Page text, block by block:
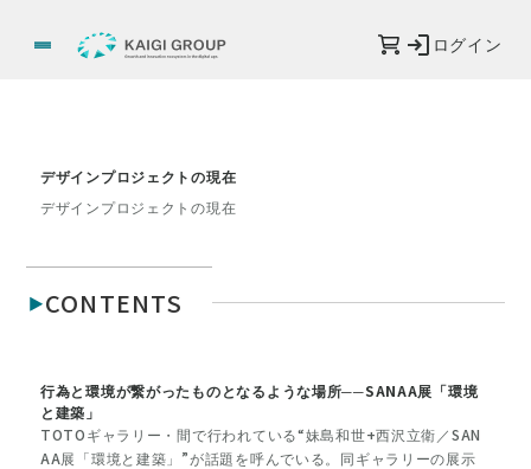
ログイン
デザインプロジェクトの現在
デザインプロジェクトの現在
CONTENTS
行為と環境が繋がったものとなるような場所──SANAA展「環境
と建築」
TOTOギャラリー・間で行われている“妹島和世+西沢立衛／SAN
AA展「環境と建築」”が話題を呼んでいる。同ギャラリーの展示